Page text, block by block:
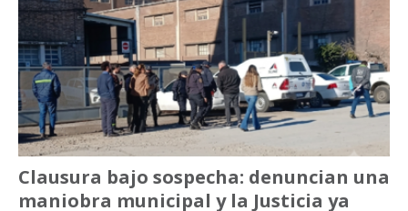
Clausura bajo sospecha: denuncian una
maniobra municipal y la Justicia ya